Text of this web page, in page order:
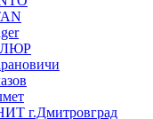
г.Дмитровград